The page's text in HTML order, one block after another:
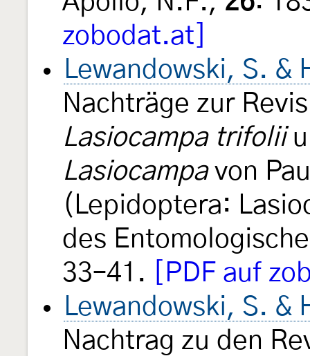
zobodat.at]
Lewandowski, S. &
Nachträge zur
Lasiocampa trifolii
Lasiocampavon
(Lepidoptera:
des
33–41.
[PDF auf
Lewandowski, S. &
Nachtrag zu den